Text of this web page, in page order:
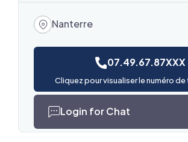
Nanterre
07.49.67.87XXX
Cliquez pour visualiser le numéro
Login for Chat